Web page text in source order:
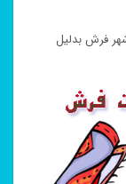
قیمت فرش ۷۰۰ شانه در شهر فرش بدلیل